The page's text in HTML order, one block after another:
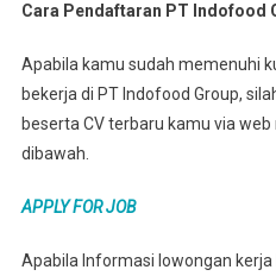
Cara Pendaftaran PT Indofood
Apabila kamu sudah memenuhi
bekerja di PT Indofood Group,
beserta CV terbaru kamu via
dibawah.
APPLY FOR JOB
Apabila Informasi lowongan kerja